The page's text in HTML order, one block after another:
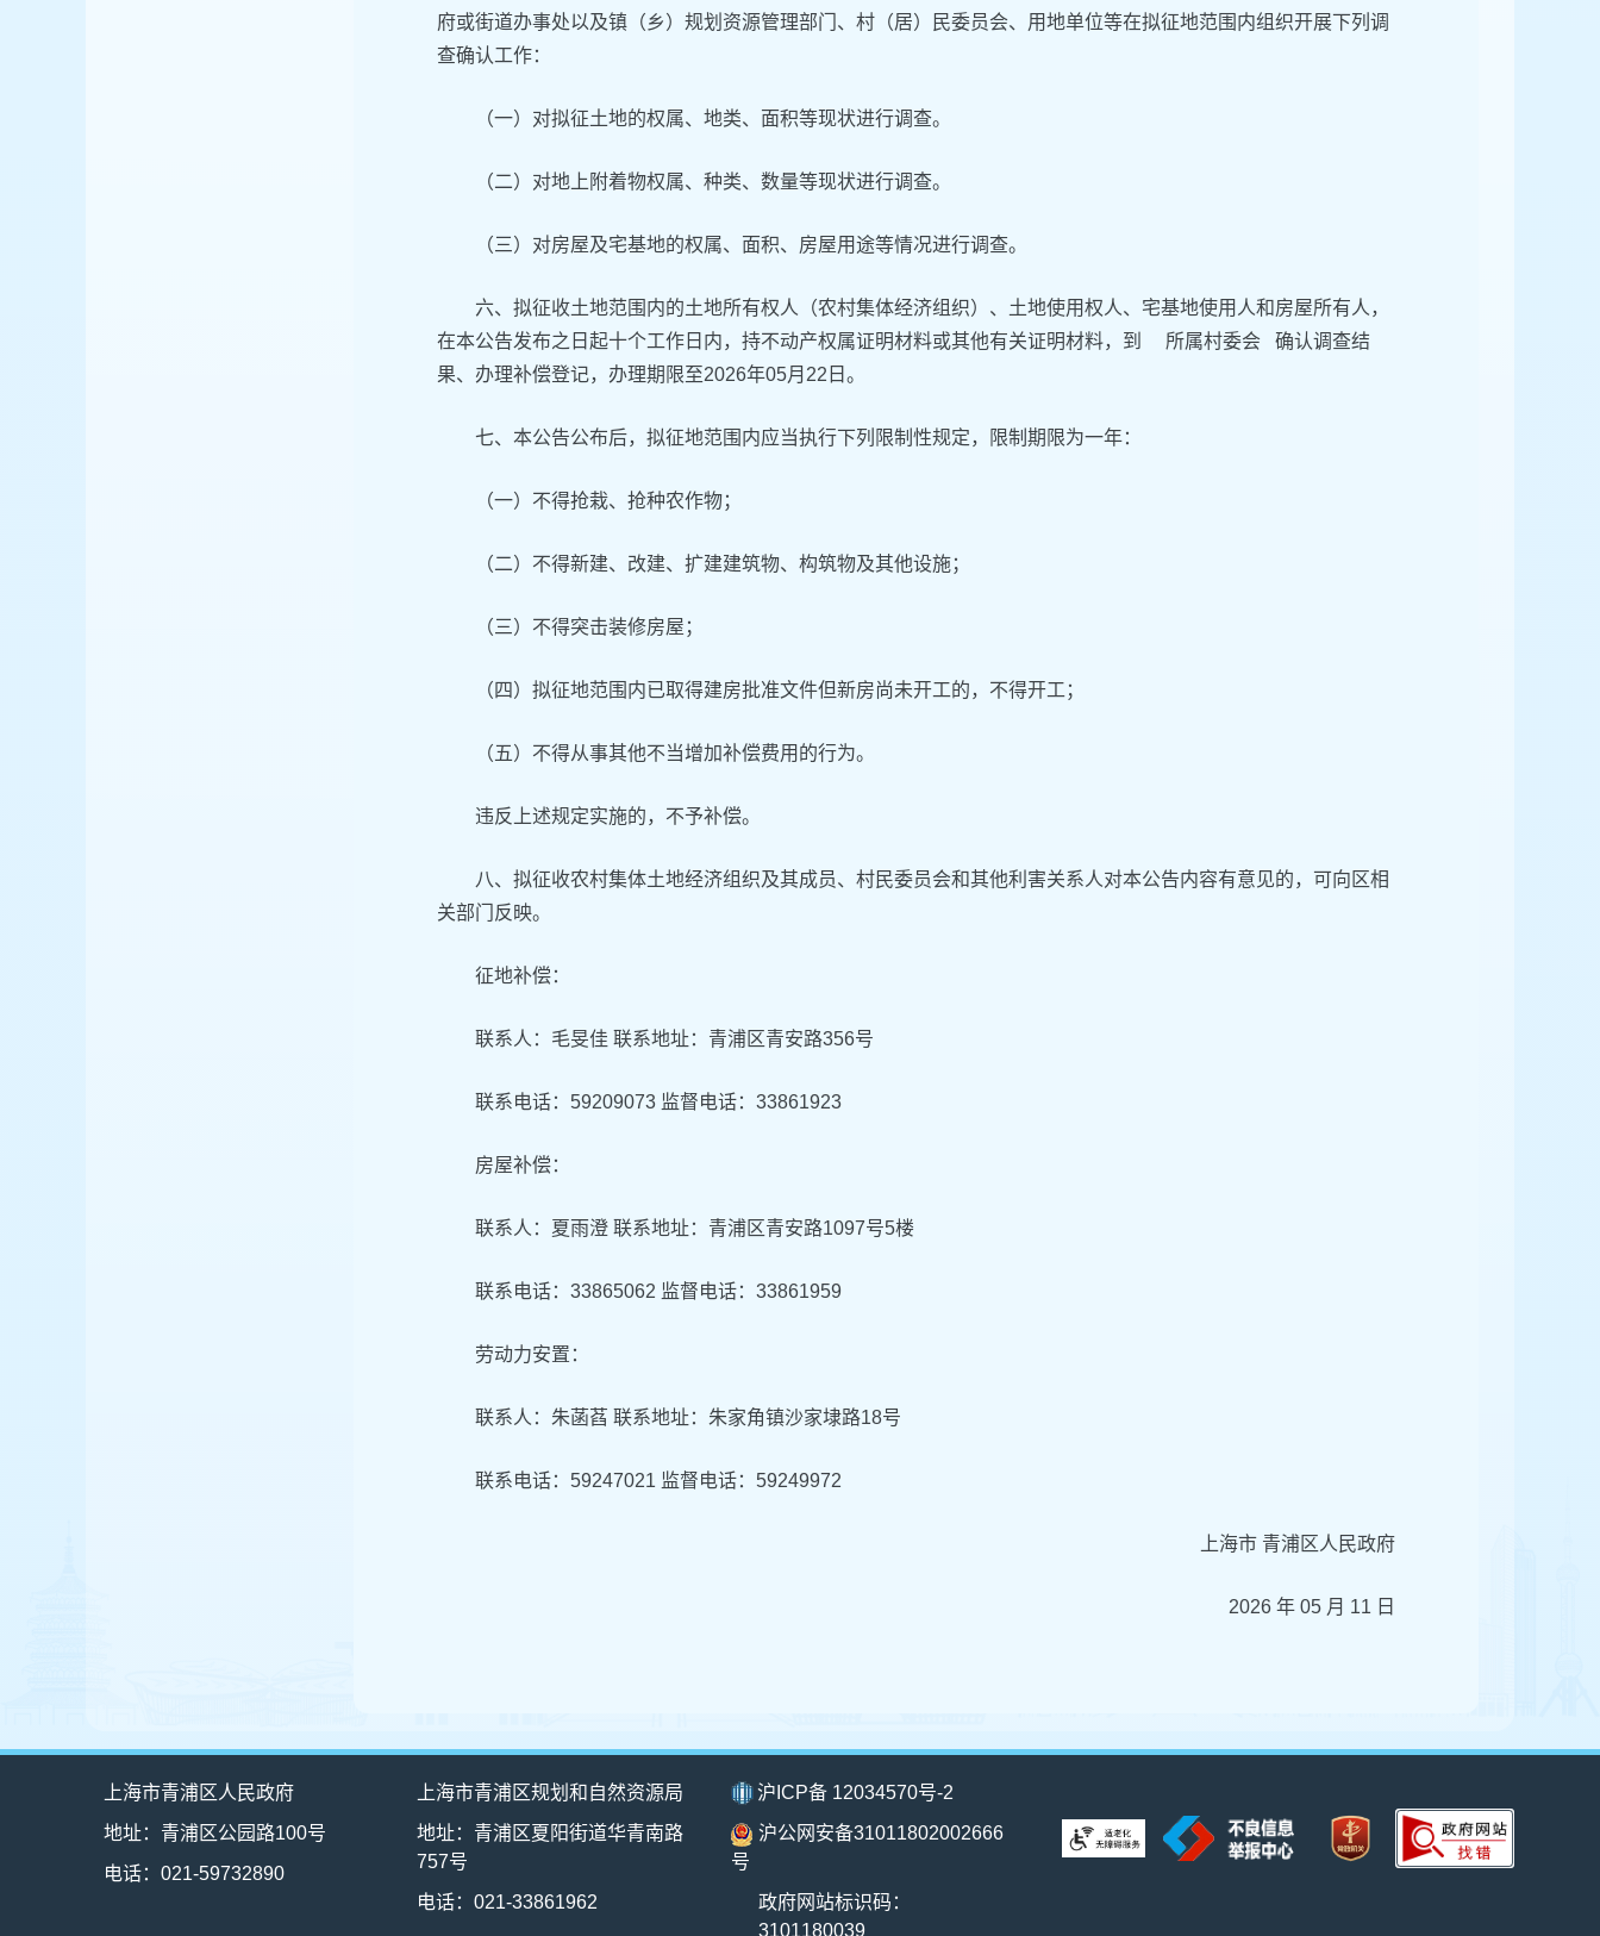
府或街道办事处以及镇（乡）规划资源管理部门、村（居）民委员会、用地单位等在拟征地范围内组织开展下列调
查确认工作：
（一）对拟征土地的权属、地类、面积等现状进行调查。
（二）对地上附着物权属、种类、数量等现状进行调查。
（三）对房屋及宅基地的权属、面积、房屋用途等情况进行调查。
六、拟征收土地范围内的土地所有权人（农村集体经济组织）、土地使用权人、宅基地使用人和房屋所有人，
在本公告发布之日起十个工作日内，持不动产权属证明材料或其他有关证明材料，到 所属村委会 确认调查结
果、办理补偿登记，办理期限至2026年05月22日。
七、本公告公布后，拟征地范围内应当执行下列限制性规定，限制期限为一年：
（一）不得抢栽、抢种农作物；
（二）不得新建、改建、扩建建筑物、构筑物及其他设施；
（三）不得突击装修房屋；
（四）拟征地范围内已取得建房批准文件但新房尚未开工的，不得开工；
（五）不得从事其他不当增加补偿费用的行为。
违反上述规定实施的，不予补偿。
八、拟征收农村集体土地经济组织及其成员、村民委员会和其他利害关系人对本公告内容有意见的，可向区相
关部门反映。
征地补偿：
联系人：毛旻佳 联系地址：青浦区青安路356号
联系电话：59209073 监督电话：33861923
房屋补偿：
联系人：夏雨澄 联系地址：青浦区青安路1097号5楼
联系电话：33865062 监督电话：33861959
劳动力安置：
联系人：朱菡萏 联系地址：朱家角镇沙家埭路18号
联系电话：59247021 监督电话：59249972
上海市 青浦区人民政府
2026 年 05 月 11 日
上海市青浦区人民政府
地址：青浦区公园路100号
电话：021-59732890
上海市青浦区规划和自然资源局
地址：青浦区夏阳街道华青南路
757号
电话：021-33861962
沪ICP备 12034570号-2
沪公网安备31011802002666
号
政府网站标识码：
3101180039